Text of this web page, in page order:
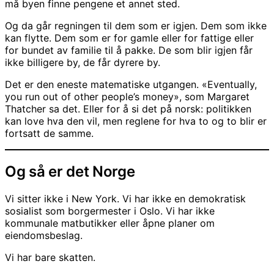
må byen finne pengene et annet sted.
Og da går regningen til dem som er igjen. Dem som ikke
kan flytte. Dem som er for gamle eller for fattige eller
for bundet av familie til å pakke. De som blir igjen får
ikke billigere by, de får dyrere by.
Det er den eneste matematiske utgangen. «Eventually,
you run out of other people’s money», som Margaret
Thatcher sa det. Eller for å si det på norsk: politikken
kan love hva den vil, men reglene for hva to og to blir er
fortsatt de samme.
Og så er det Norge
Vi sitter ikke i New York. Vi har ikke en demokratisk
sosialist som borgermester i Oslo. Vi har ikke
kommunale matbutikker eller åpne planer om
eiendomsbeslag.
Vi har bare skatten.